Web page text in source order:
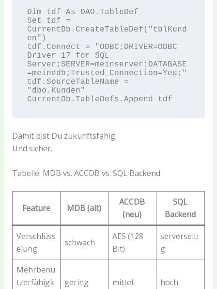
Dim tdf As DAO.TableDef
Set tdf =
CurrentDb.CreateTableDef("tblKund
en")
tdf.Connect = "ODBC;DRIVER=ODBC
Driver 17 for SQL
Server;SERVER=meinserver;DATABASE
=meinedb;Trusted_Connection=Yes;"
tdf.SourceTableName =
"dbo.Kunden"
Damit bist Du zukunftsfähig.
Und sicher.
Tabelle: MDB vs. ACCDB vs. SQL Backend
Feature MDB (alt)
ACCDB
(neu)
SQL
Backend
Verschlüss
elung
schwach
AES (128
Bit)
serverseiti
g
Mehrbenu
tzerfähigk
gering mittel hoch